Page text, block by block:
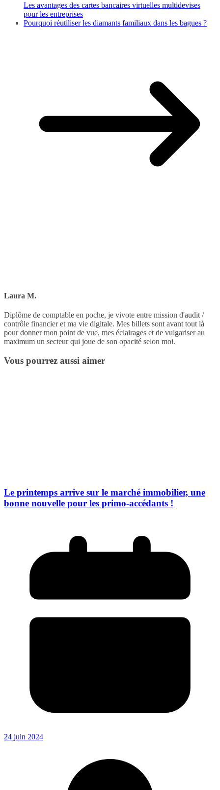
Les avantages des cartes bancaires virtuelles multidevises
pour les entreprises
Pourquoi réutiliser les diamants familiaux dans les bagues ?
Laura M.
Diplôme de comptable en poche, je vivote entre mission d'audit /
contrôle financier et ma vie digitale. Mes billets sont avant tout là
pour donner mon point de vue, mes éclairages et de vulgariser au
maximum un secteur qui joue de son opacité selon moi.
Vous pourrez aussi aimer
Le printemps arrive sur le marché immobilier, une
bonne nouvelle pour les primo-accédants !
24 juin 2024